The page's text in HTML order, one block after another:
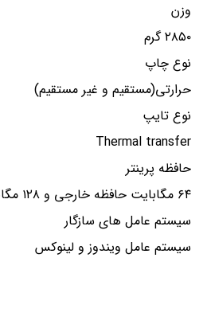
وزن
۲۸۵۰ گرم
نوع چاپ
حرارتی(مستقیم و غیر مستقیم)
نوع تایپ
Thermal transfer
حافظه پرینتر
۶۴ مگابایت حافظه خارجی و ۱۲۸ مگابایت حافظه داخلی
سیستم عامل های سازگار
سیستم عامل ویندوز و لینوکس